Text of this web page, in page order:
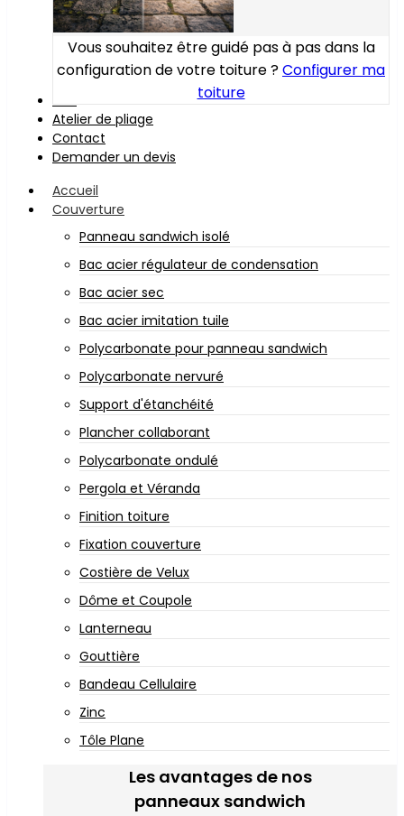
Vous souhaitez être guidé pas à pas dans la
configuration de votre toiture ?Configurer ma
toiture
Atelier de pliage
Contact
Demander un devis
Accueil
Couverture
Panneau sandwich isolé
Bac acier régulateur de condensation
Bac acier sec
Bac acier imitation tuile
Polycarbonate pour panneau sandwich
Polycarbonate nervuré
Support d'étanchéité
Plancher collaborant
Polycarbonate ondulé
Pergola et Véranda
Finition toiture
Fixation couverture
Costière de Velux
Dôme et Coupole
Lanterneau
Gouttière
Bandeau Cellulaire
Zinc
Tôle Plane
Les avantages de nos
panneaux sandwich